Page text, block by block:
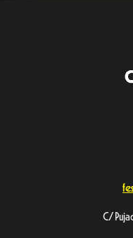
C/